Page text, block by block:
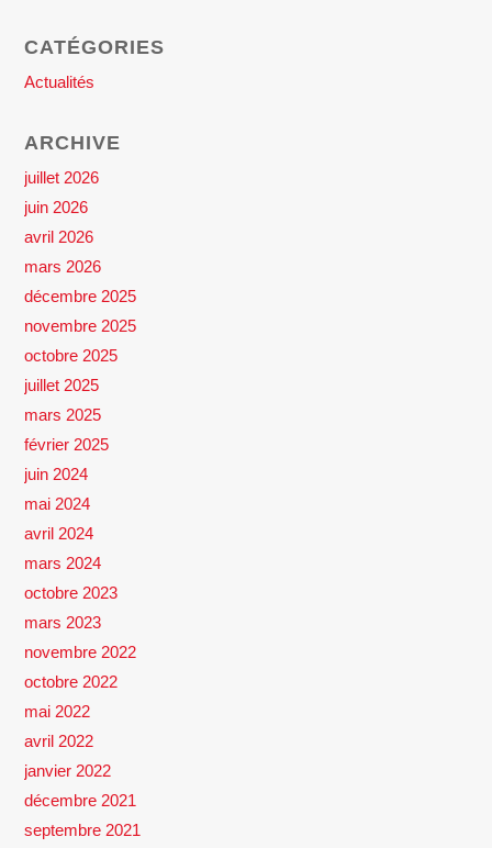
CATÉGORIES
Actualités
ARCHIVE
juillet 2026
juin 2026
avril 2026
mars 2026
décembre 2025
novembre 2025
octobre 2025
juillet 2025
mars 2025
février 2025
juin 2024
mai 2024
avril 2024
mars 2024
octobre 2023
mars 2023
novembre 2022
octobre 2022
mai 2022
avril 2022
janvier 2022
décembre 2021
septembre 2021